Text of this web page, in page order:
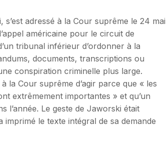
adressé à la Cour suprême le 24 mai
américaine pour le circuit de
tribunal inférieur d’ordonner à la
documents, transcriptions ou
conspiration criminelle plus large.
Cour suprême d’agir parce que « les
extrêmement importantes » et qu’un
l’année. Le geste de Jaworski était
imprimé le texte intégral de sa demande